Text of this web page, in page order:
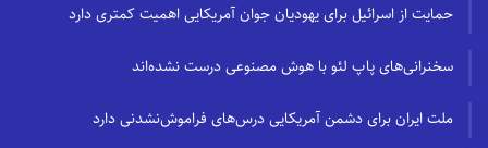
حمایت از اسرائیل برای یهودیان جوان آمریکایی اهمیت کمتری دارد
سخنرانی‌های پاپ لئو با هوش مصنوعی درست نشده‌اند
ملت ایران برای دشمن آمریکایی درس‌های فراموش‌نشدنی دارد